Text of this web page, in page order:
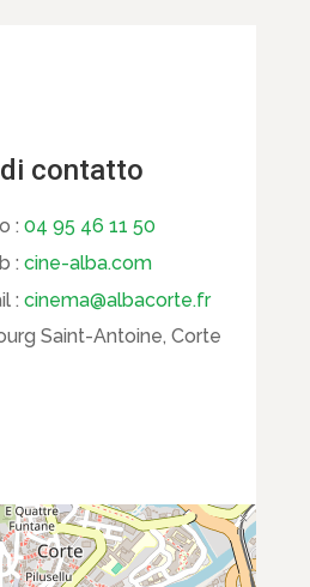
contatto
: 04 95 46 11 50
: cine-alba.com
: cinema@albacorte.fr
Saint-Antoine, Corte